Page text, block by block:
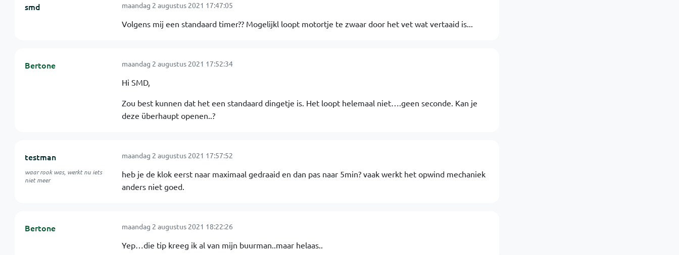
smd maandag 2 augustus 2021 17:47:05
Volgens mij een standaard timer?? Mogelijkl loopt motortje te zwaar door het vet wat vertaaid is...
Bertone maandag 2 augustus 2021 17:52:34
Hi SMD,
Zou best kunnen dat het een standaard dingetje is. Het loopt helemaal niet….geen seconde. Kan je
deze überhaupt openen..?
testman
waar rook was, werkt nu iets
niet meer
maandag 2 augustus 2021 17:57:52
heb je de klok eerst naar maximaal gedraaid en dan pas naar 5min? vaak werkt het opwind mechaniek
anders niet goed.
Bertone maandag 2 augustus 2021 18:22:26
Yep…die tip kreeg ik al van mijn buurman..maar helaas..